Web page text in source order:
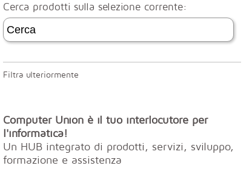
Cerca prodotti sulla selezione corrente:
Filtra ulteriormente
Computer Union è il tuo interlocutore per
l'informatica!
Un HUB integrato di prodotti, servizi, sviluppo,
formazione e assistenza